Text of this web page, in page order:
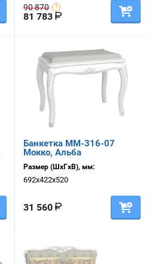
90 870
81 783
Банкетка ММ-316-07
Мокко, Альба
Размер (ШхГхВ), мм:
692х422х520
31 560